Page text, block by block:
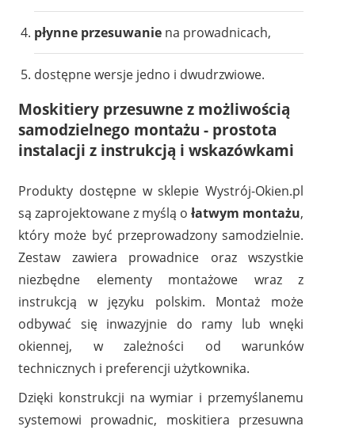
płynne przesuwanie na prowadnicach,
dostępne wersje jedno i dwudrzwiowe.
Moskitiery przesuwne z możliwością
samodzielnego montażu - prostota
instalacji z instrukcją i wskazówkami
Produkty dostępne w sklepie Wystrój-Okien.pl
są zaprojektowane z myślą o łatwym montażu,
który może być przeprowadzony samodzielnie.
Zestaw zawiera prowadnice oraz wszystkie
niezbędne elementy montażowe wraz z
instrukcją w języku polskim. Montaż może
odbywać się inwazyjnie do ramy lub wnęki
okiennej, w zależności od warunków
technicznych i preferencji użytkownika.
Dzięki konstrukcji na wymiar i przemyślanemu
systemowi prowadnic, moskitiera przesuwna